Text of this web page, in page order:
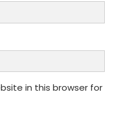
in this browser for